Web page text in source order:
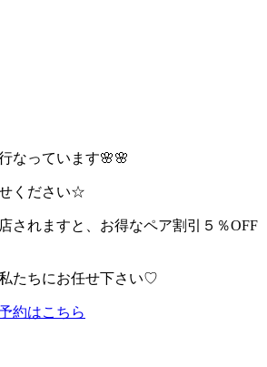
なっています🌸🌸
ください☆
されますと、お得なペア割引５％OFF
たちにお任せ下さい♡
約はこちら